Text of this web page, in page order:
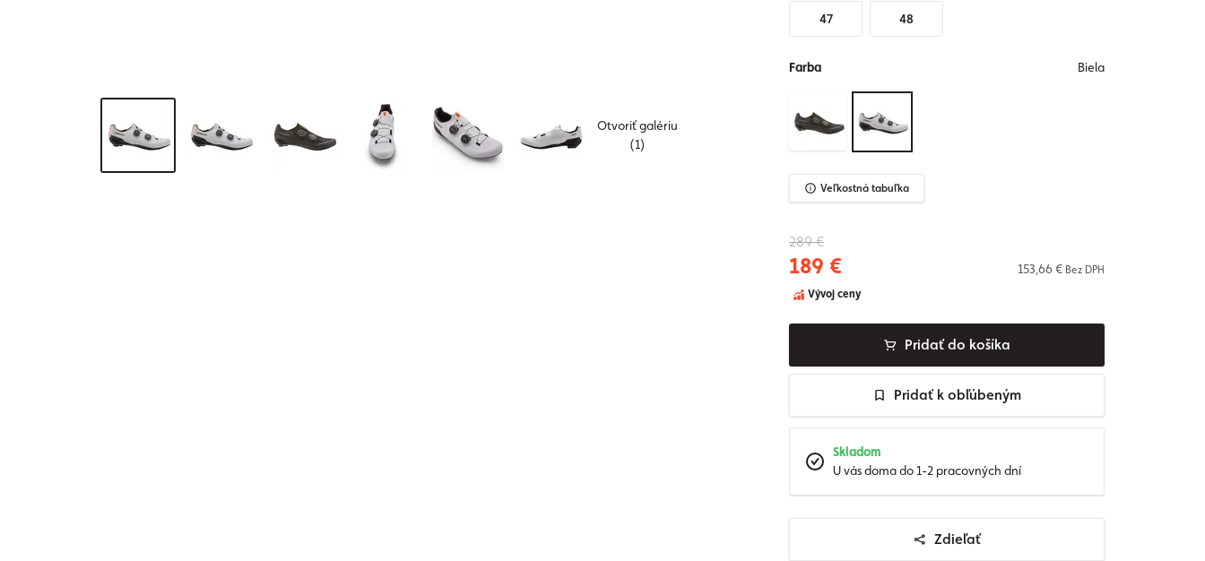
Otvoriť galériu
(1)
47 48
Farba Biela
Veľkostná tabuľka
289 €
189 € 153,66 € Bez DPH
Vývoj ceny
Pridať do košíka
Pridať k obľúbeným
Skladom
U vás doma do 1-2 pracovných dní
Zdieľať